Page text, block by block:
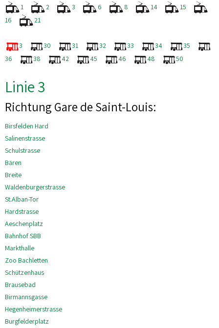
1 2 3 6 8 14
15
16
21
3 30 31 32 33 34
35
36
38 42 45 46 48 50
Linie 3
Richtung Gare de Saint-Louis:
Birsfelden Hard
Salinenstrasse
Schulstrasse
Bären
Breite
Waldenburgerstrasse
St.Alban-Tor
Hardstrasse
Aeschenplatz
Bahnhof SBB
Markthalle
Zoo Bachletten
Schützenhaus
Brausebad
Birmannsgasse
Hegenheimerstrasse
Burgfelderplatz